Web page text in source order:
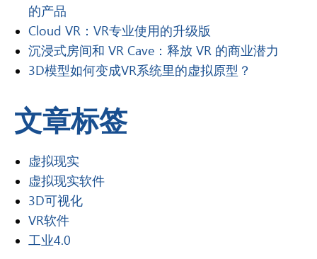
的产品
Cloud VR：VR专业使用的升级版
沉浸式房间和 VR Cave：释放 VR 的商业潜力
3D模型如何变成VR系统里的虚拟原型？
文章标签
虚拟现实
虚拟现实软件
3D可视化
VR软件
工业4.0